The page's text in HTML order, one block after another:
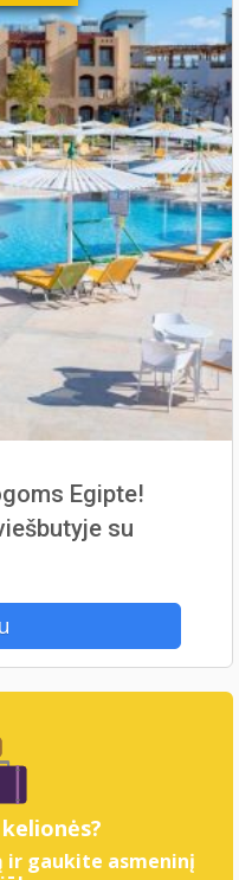
Egipte!
su
gaukite asmeninį